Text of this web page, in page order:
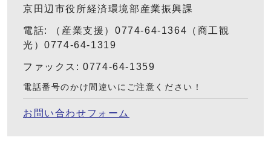
京田辺市役所経済環境部産業振興課
電話: （産業支援）0774-64-1364（商工観
光）0774-64-1319
ファックス: 0774-64-1359
電話番号のかけ間違いにご注意ください！
お問い合わせフォーム